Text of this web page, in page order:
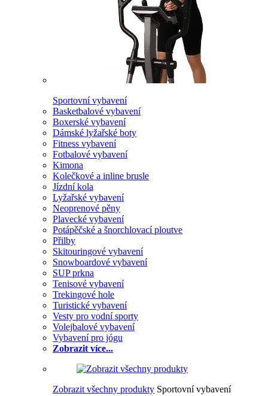
Sportovní vybavení
Basketbalové vybavení
Boxerské vybavení
Dámské lyžařské boty
Fitness vybavení
Fotbalové vybavení
Kimona
Kolečkové a inline brusle
Jízdní kola
Lyžařské vybavení
Neoprenové pěny
Plavecké vybavení
Potápěčské a šnorchlovací ploutve
Přilby
Skitouringové vybavení
Snowboardové vybavení
SUP prkna
Tenisové vybavení
Trekingové hole
Turistické vybavení
Vesty pro vodní sporty
Volejbalové vybavení
Vybavení pro jógu
Zobrazit více...
Zobrazit všechny produkty Sportovní vybavení